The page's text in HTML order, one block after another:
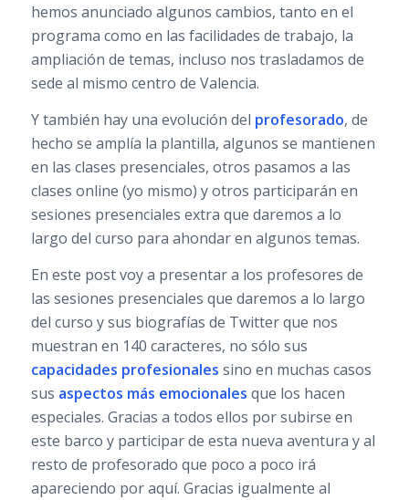
hemos anunciado algunos cambios, tanto en el
programa como en las facilidades de trabajo, la
ampliación de temas, incluso nos trasladamos de
sede al mismo centro de Valencia.
Y también hay una evolución del profesorado, de
hecho se amplía la plantilla, algunos se mantienen
en las clases presenciales, otros pasamos a las
clases online (yo mismo) y otros participarán en
sesiones presenciales extra que daremos a lo
largo del curso para ahondar en algunos temas.
En este post voy a presentar a los profesores de
las sesiones presenciales que daremos a lo largo
del curso y sus biografías de Twitter que nos
muestran en 140 caracteres, no sólo sus
capacidades profesionales sino en muchas casos
sus aspectos más emocionales que los hacen
especiales. Gracias a todos ellos por subirse en
este barco y participar de esta nueva aventura y al
resto de profesorado que poco a poco irá
apareciendo por aquí. Gracias igualmente al